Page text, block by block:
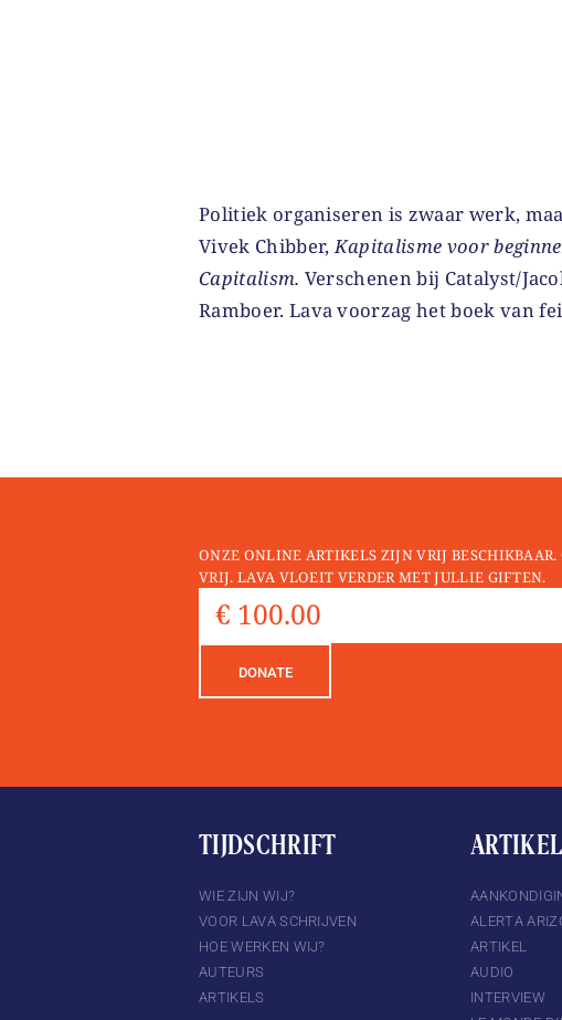
Politiek organiseren is zwaar werk,
Vivek Chibber,Kapitalisme voor
Capitalism. Verschenen bij Catalyst/
Ramboer. Lava voorzag het boek van
ONZE ONLINE ARTIKELS ZIJN VRIJ
VRIJ. LAVA VLOEIT VERDER MET JULLIE GIFTEN.
DONATE
TIJDSCHRIFT
WIE ZIJN WIJ?
VOOR LAVA SCHRIJVEN
HOE WERKEN WIJ?
AUTEURS
ARTIKELS
ALERTA
ARTIKEL
AUDIO
INTERVIEW